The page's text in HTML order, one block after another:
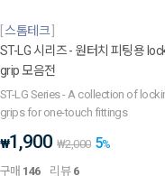
스톰테크
ST-LG 시리즈 - 원터치 피팅용
grip 모음전
ST-LG Series - A collection of
grips for one-touch fittings
₩1,900 ₩2,000 5%
구매 146 리뷰 6